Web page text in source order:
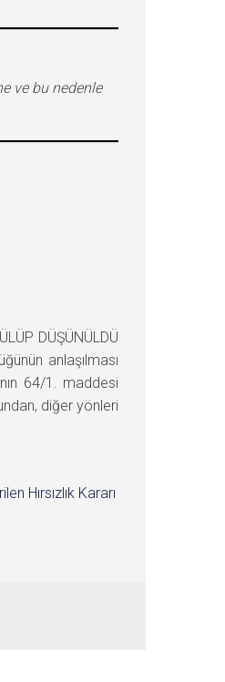
ve bu nedenle
DÜŞÜNÜLDÜ
anlaşılması
64/1. maddesi
diğer yönleri
Hırsızlık Kararı